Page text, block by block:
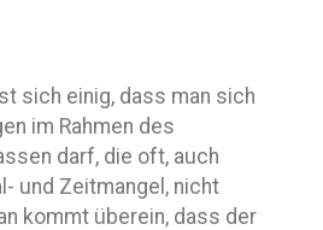
sich einig, dass man sich
im Rahmen des
darf, die oft, auch
und Zeitmangel, nicht
kommt überein, dass der